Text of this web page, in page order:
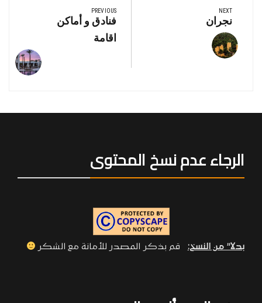
المقالات
PREVIOUS
Previous
Post:
فنادق و أماكن
اقامة
NEXT
Next
Post:
نجران
الرجاء عدم نسخ المحتوى
بدلا” من النسخ: قم بذكر المصدر للأمانة مع الشكر